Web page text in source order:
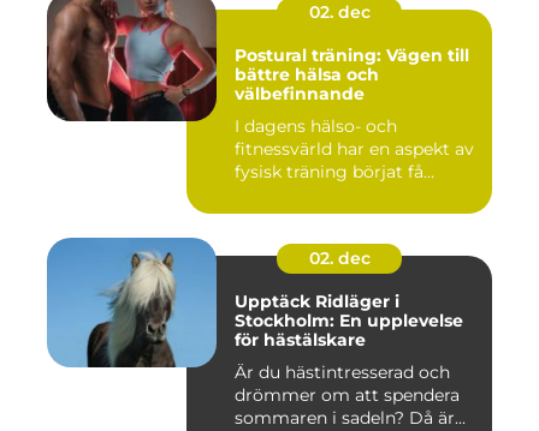
02. dec
Postural träning: Vägen till
bättre hälsa och
välbefinnande
I dagens hälso- och
fitnessvärld har en aspekt av
fysisk träning börjat få...
02. dec
Upptäck Ridläger i
Stockholm: En upplevelse
för hästälskare
Är du hästintresserad och
drömmer om att spendera
sommaren i sadeln? Då är...